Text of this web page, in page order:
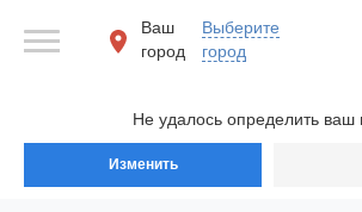
Не удалось определить ваш
Изменить
Ваш
город
Выберите
город